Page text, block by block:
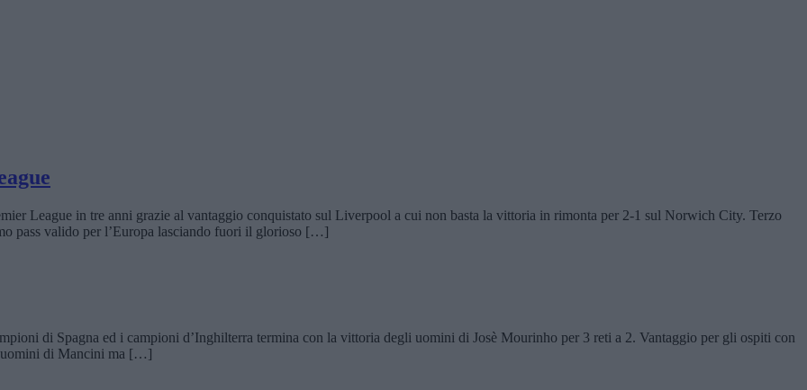
League in tre anni grazie al vantaggio conquistato sul Liverpool a cui non basta la vittoria in rimonta per 2-1 sul Norwich City. Terzo
pass valido per l’Europa lasciando fuori il glorioso […]
di Spagna ed i campioni d’Inghilterra termina con la vittoria degli uomini di Josè Mourinho per 3 reti a 2. Vantaggio per gli ospiti con
uomini di Mancini ma […]